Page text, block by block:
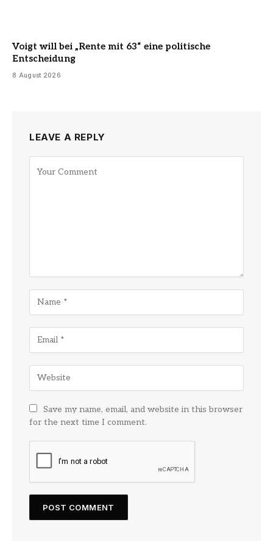
Voigt will bei „Rente mit 63“ eine politische
Entscheidung
8 August 2026
LEAVE A REPLY
Save my name, email, and website in this browser
for the next time I comment.